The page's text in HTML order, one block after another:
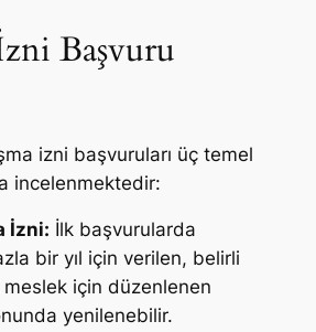
Başvuru
izni başvuruları üç temel
incelenmektedir:
İzni: İlk başvurularda
bir yıl için verilen, belirli
için düzenlenen
yenilenebilir.